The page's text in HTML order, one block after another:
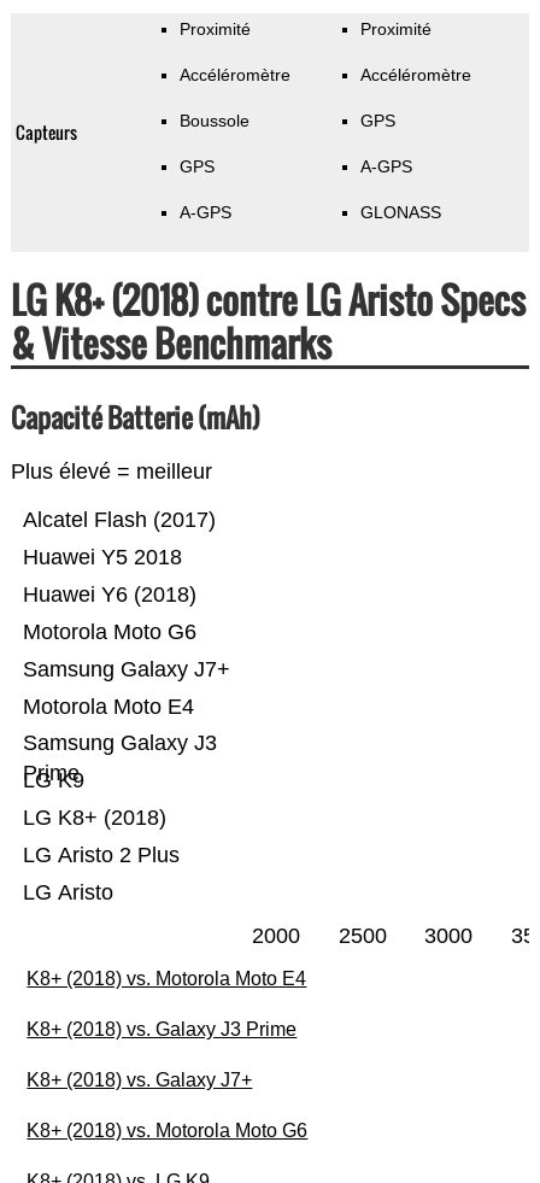
Capteurs
Proximité
Accéléromètre
Boussole
GPS
A-GPS
Proximité
Accéléromètre
GPS
A-GPS
GLONASS
LG K8+ (2018) contre LG Aristo Specs
& Vitesse Benchmarks
Capacité Batterie (mAh)
Plus élevé = meilleur
LG Aristo
LG Aristo 2 Plus
LG K8+ (2018)
LG K9
Samsung Galaxy J3
Prime
Motorola Moto E4
Samsung Galaxy J7+
Motorola Moto G6
Huawei Y6 (2018)
Huawei Y5 2018
Alcatel Flash (2017)
2000 2500 3000
K8+ (2018) vs. Motorola Moto E4
K8+ (2018) vs. Galaxy J3 Prime
K8+ (2018) vs. Galaxy J7+
K8+ (2018) vs. Motorola Moto G6